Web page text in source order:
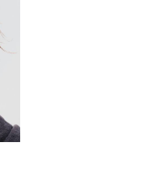
låser denna
ögonen mjuk och
dämpad hudton och
ungdomlig look.